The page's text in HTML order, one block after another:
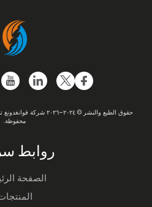
حقوق الطبع والنشر ©
محفوظة.
روابط
الصفحة